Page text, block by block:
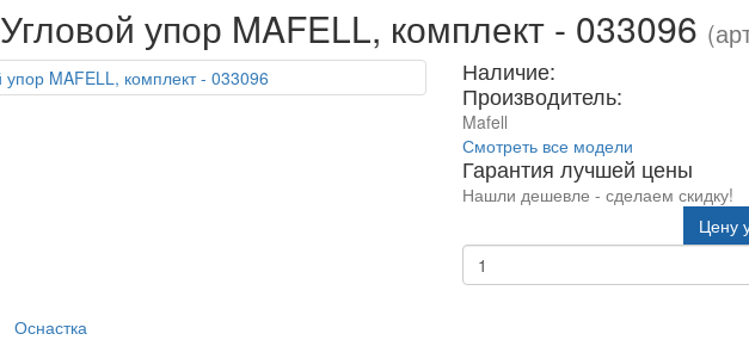
Угловой упор MAFELL, комплект - 033096
Наличие:
Производитель:
Mafell
Смотреть все модели
Гарантия лучшей цены
Нашли дешевле - сделаем скидку!
Цену
Оснастка